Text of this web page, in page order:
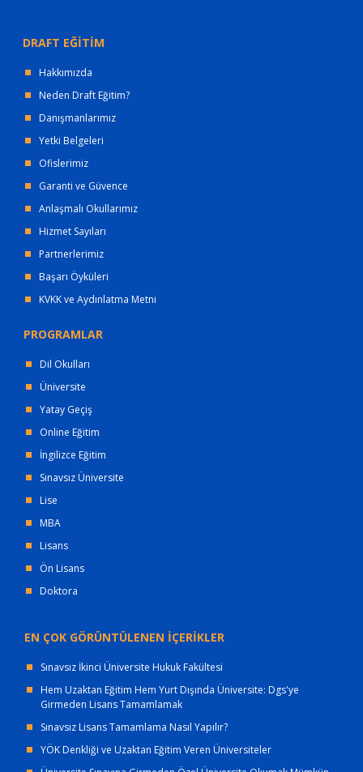
DRAFT EĞİTİM
Hakkımızda
Neden Draft Eğitim?
Danışmanlarımız
Yetki Belgeleri
Ofislerimiz
Garanti ve Güvence
Anlaşmalı Okullarımız
Hizmet Sayıları
Partnerlerimiz
Başarı Öyküleri
KVKK ve Aydınlatma Metni
PROGRAMLAR
Dil Okulları
Üniversite
Yatay Geçiş
Online Eğitim
İngilizce Eğitim
Sınavsız Üniversite
Lise
MBA
Lisans
Ön Lisans
Doktora
EN ÇOK GÖRÜNTÜLENEN İÇERİKLER
Sınavsız İkinci Üniversite Hukuk Fakültesi
Hem Uzaktan Eğitim Hem Yurt Dışında Üniversite: Dgs'ye
Girmeden Lisans Tamamlamak
Sınavsız Lisans Tamamlama Nasıl Yapılır?
YÖK Denkliği ve Uzaktan Eğitim Veren Üniversiteler